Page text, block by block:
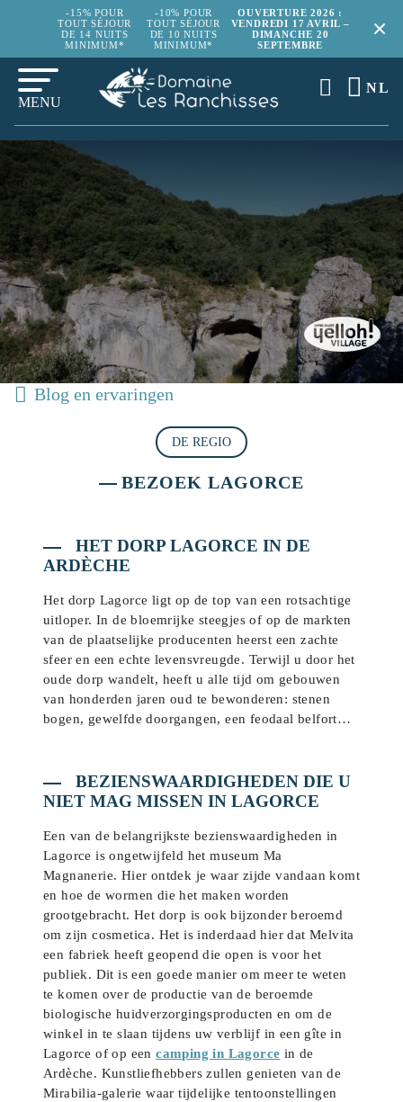
-15% POUR
TOUT SÉJOUR
DE 14 NUITS
MINIMUM*
-10% POUR
TOUT SÉJOUR
DE 10 NUITS
MINIMUM*
OUVERTURE 2026 :
VENDREDI 17 AVRIL –
DIMANCHE 20
SEPTEMBRE
MENU
NL
Blog en ervaringen
DE REGIO
BEZOEK LAGORCE
HET DORP LAGORCE IN DE
ARDÈCHE
Het dorp Lagorce ligt op de top van een rotsachtige
uitloper. In de bloemrijke steegjes of op de markten
van de plaatselijke producenten heerst een zachte
sfeer en een echte levensvreugde. Terwijl u door het
oude dorp wandelt, heeft u alle tijd om gebouwen
van honderden jaren oud te bewonderen: stenen
bogen, gewelfde doorgangen, een feodaal belfort…
BEZIENSWAARDIGHEDEN DIE U
NIET MAG MISSEN IN LAGORCE
Een van de belangrijkste bezienswaardigheden in
Lagorce is ongetwijfeld het museum Ma
Magnanerie. Hier ontdek je waar zijde vandaan komt
en hoe de wormen die het maken worden
grootgebracht. Het dorp is ook bijzonder beroemd
om zijn cosmetica. Het is inderdaad hier dat Melvita
een fabriek heeft geopend die open is voor het
publiek. Dit is een goede manier om meer te weten
te komen over de productie van de beroemde
biologische huidverzorgingsproducten en om de
winkel in te slaan tijdens uw verblijf in een gîte in
Lagorce of op eencamping in Lagorce in de
Ardèche. Kunstliefhebbers zullen genieten van de
Mirabilia-galerie waar tijdelijke tentoonstellingen